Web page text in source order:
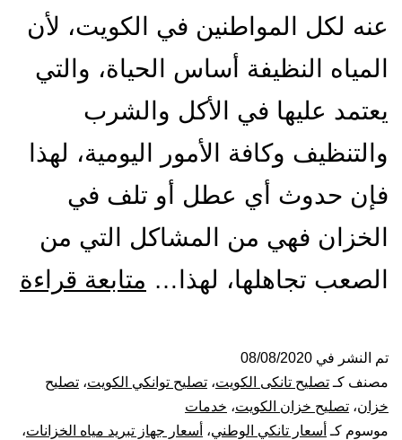
عنه لكل المواطنين في الكويت، لأن
المياه النظيفة أساس الحياة، والتي
يعتمد عليها في الأكل والشرب
والتنظيف وكافة الأمور اليومية، لهذا
فإن حدوث أي عطل أو تلف في
الخزان فهي من المشاكل التي من
الصعب تجاهلها، لهذا… متابعة قراءة
تم النشر في 08/08/2020
مصنف كـ تصليح تانكى الكويت، تصليح توانكي الكويت، تصليح
خزان، تصليح خزان الكويت، خدمات
موسوم كـ أسعار تانكي الوطني، أسعار جهاز تبريد مياه الخزانات،